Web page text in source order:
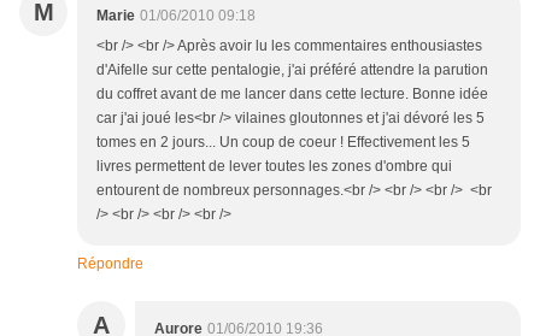
M Marie 01/06/2010 09:18
<br /> <br /> Après avoir lu les commentaires enthousiastes
d'Aifelle sur cette pentalogie, j'ai préféré attendre la parution
du coffret avant de me lancer dans cette lecture. Bonne idée
car j'ai joué les<br /> vilaines gloutonnes et j'ai dévoré les 5
tomes en 2 jours... Un coup de coeur ! Effectivement les 5
livres permettent de lever toutes les zones d'ombre qui
entourent de nombreux personnages.<br /> <br /> <br /> <br
/> <br /> <br /> <br />
Répondre
A Aurore 01/06/2010 19:36